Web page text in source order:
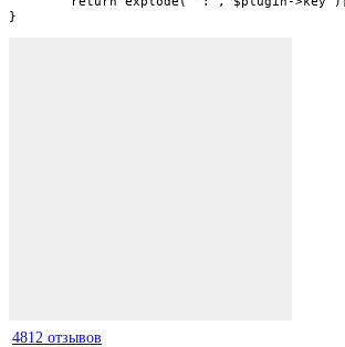
}
4812 отзывов